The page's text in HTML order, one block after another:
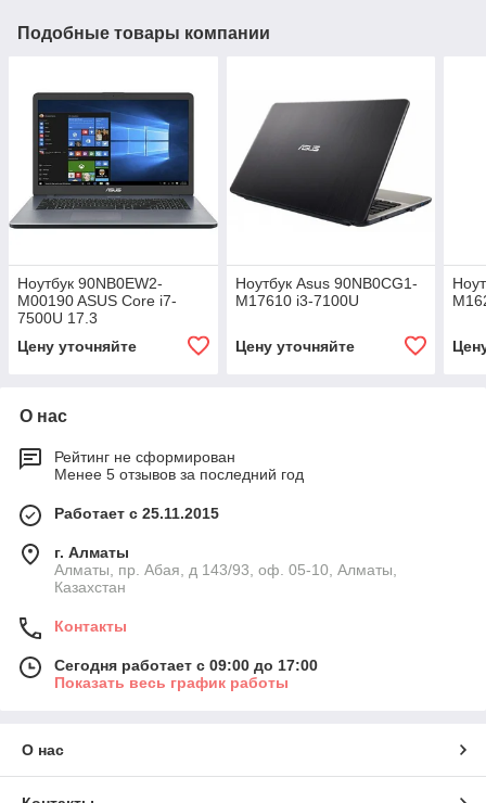
Подобные товары компании
Ноутбук 90NB0EW2-
M00190 ASUS Core i7-
7500U 17.3
Цену уточняйте
Ноутбук Asus 90NB0CG1-
M17610 i3-7100U
Цену уточняйте
О нас
Рейтинг не сформирован
Менее 5 отзывов за последний год
Работает с 25.11.2015
г. Алматы
Алматы, пр. Абая, д 143/93, оф. 05-10, Алматы,
Казахстан
Контакты
Сегодня работает с 09:00 до 17:00
Показать весь график работы
О нас